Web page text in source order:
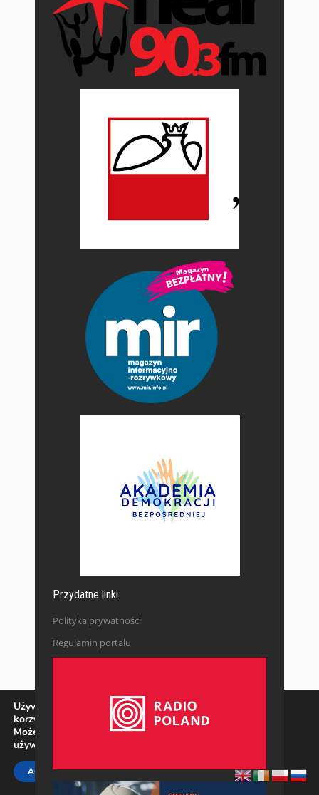
Używamy ciasteczek, aby zapewnić najlepszą jakość
korzystania z naszej witryny.
Możesz dowiedzieć się więcej o tym, jakich ciasteczek
używamy, lub wyłączyć je w
ACCEPT REJECT SETTINGS Zamknij panel
Przydatne linki
Polityka prywatności
Regulamin portalu